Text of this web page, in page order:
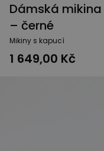
Dámská mikina
– černé
Mikiny s kapucí
1 649,00 Kč